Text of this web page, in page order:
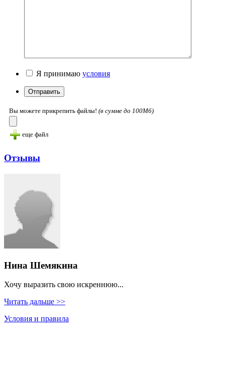
Я принимаю условия
Вы можете прикрепить файлы! (в cумме до 100Мб)
еще файл
Отзывы
Нина Шемякина
Хочу выразить свою искреннюю...
Читать дальше >>
Условия и правила